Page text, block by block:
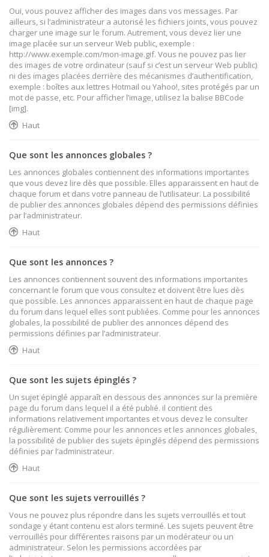
Oui, vous pouvez afficher des images dans vos messages. Par
ailleurs, si l’administrateur a autorisé les fichiers joints, vous pouvez
charger une image sur le forum. Autrement, vous devez lier une
image placée sur un serveur Web public, exemple :
http://www.exemple.com/mon-image.gif. Vous ne pouvez pas lier
des images de votre ordinateur (sauf si c’est un serveur Web public)
ni des images placées derrière des mécanismes d’authentification,
exemple : boîtes aux lettres Hotmail ou Yahoo!, sites protégés par un
mot de passe, etc. Pour afficher l’image, utilisez la balise BBCode
[img].
Haut
Que sont les annonces globales ?
Les annonces globales contiennent des informations importantes
que vous devez lire dès que possible. Elles apparaissent en haut de
chaque forum et dans votre panneau de l’utilisateur. La possibilité
de publier des annonces globales dépend des permissions définies
par l’administrateur.
Haut
Que sont les annonces ?
Les annonces contiennent souvent des informations importantes
concernant le forum que vous consultez et doivent être lues dès
que possible. Les annonces apparaissent en haut de chaque page
du forum dans lequel elles sont publiées. Comme pour les annonces
globales, la possibilité de publier des annonces dépend des
permissions définies par l’administrateur.
Haut
Que sont les sujets épinglés ?
Un sujet épinglé apparaît en dessous des annonces sur la première
page du forum dans lequel il a été publié. il contient des
informations relativement importantes et vous devez le consulter
régulièrement. Comme pour les annonces et les annonces globales,
la possibilité de publier des sujets épinglés dépend des permissions
définies par l’administrateur.
Haut
Que sont les sujets verrouillés ?
Vous ne pouvez plus répondre dans les sujets verrouillés et tout
sondage y étant contenu est alors terminé. Les sujets peuvent être
verrouillés pour différentes raisons par un modérateur ou un
administrateur. Selon les permissions accordées par